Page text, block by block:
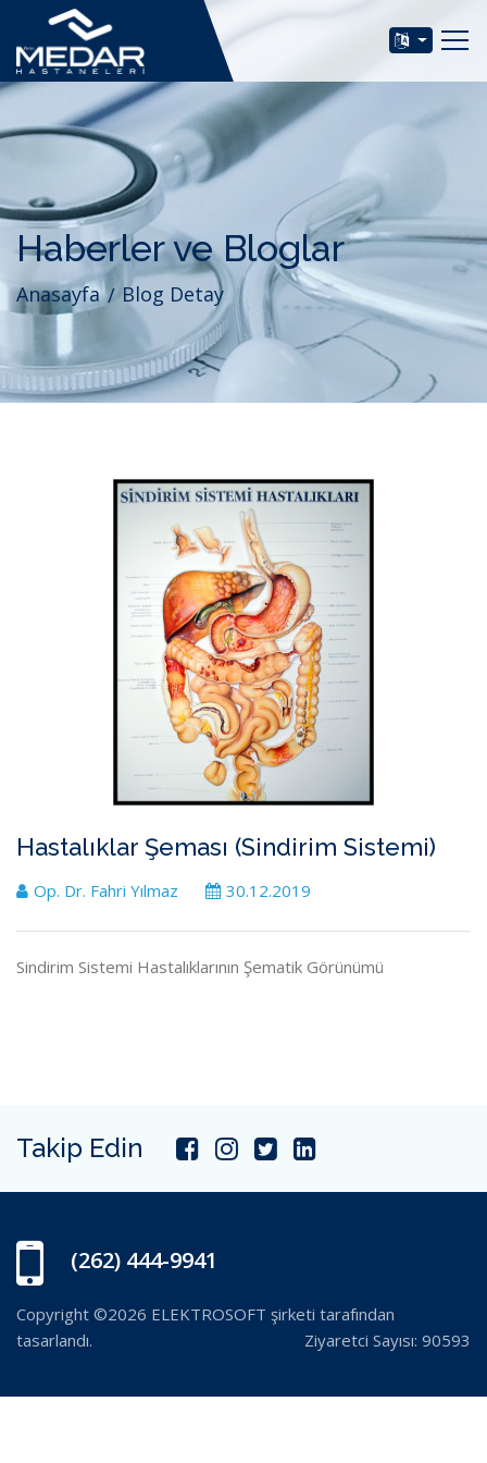
Haberler ve Bloglar
Anasayfa Blog Detay
Hastalıklar Şeması (Sindirim Sistemi)
Op. Dr. Fahri Yılmaz 30.12.2019
Sindirim Sistemi Hastalıklarının Şematik Görünümü
Takip Edin
Copyright ©2026 ELEKTROSOFT şirketi tarafından
tasarlandı.
Ziyaretci Sayısı: 90593
(262) 444-9941